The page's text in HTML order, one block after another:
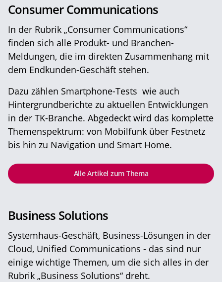
Consumer Communications
In der Rubrik „Consumer Communications“
finden sich alle Produkt- und Branchen-
Meldungen, die im direkten Zusammenhang mit
dem Endkunden-Geschäft stehen.
Dazu zählen Smartphone-Tests wie auch
Hintergrundberichte zu aktuellen Entwicklungen
in der TK-Branche. Abgedeckt wird das komplette
Themenspektrum: von Mobilfunk über Festnetz
bis hin zu Navigation und Smart Home.
Alle Artikel zum Thema
Business Solutions
Systemhaus-Geschäft, Business-Lösungen in der
Cloud, Unified Communications - das sind nur
einige wichtige Themen, um die sich alles in der
Rubrik „Business Solutions“ dreht.